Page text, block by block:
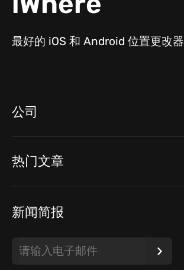
最好的 iOS 和 Android 位置更改器
公司
热门文章
新闻简报